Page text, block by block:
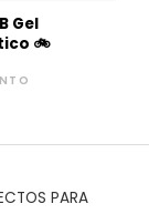
Gel
🚲
PARA